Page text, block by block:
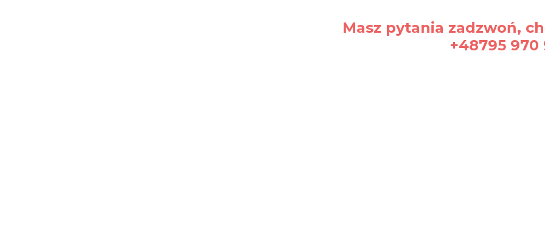
Masz pytania zadzwoń,
+48795 970